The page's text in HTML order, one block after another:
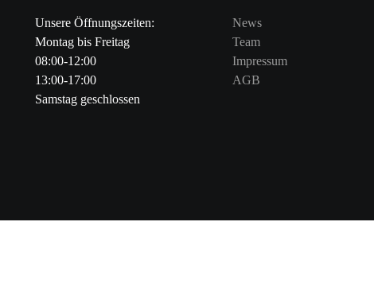
Unsere Öffnungszeiten:
Montag bis Freitag
08:00-12:00
13:00-17:00
Samstag geschlossen
News
Team
Impressum
AGB